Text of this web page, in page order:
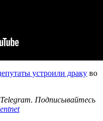
устроили драку во
Подписывайтесь